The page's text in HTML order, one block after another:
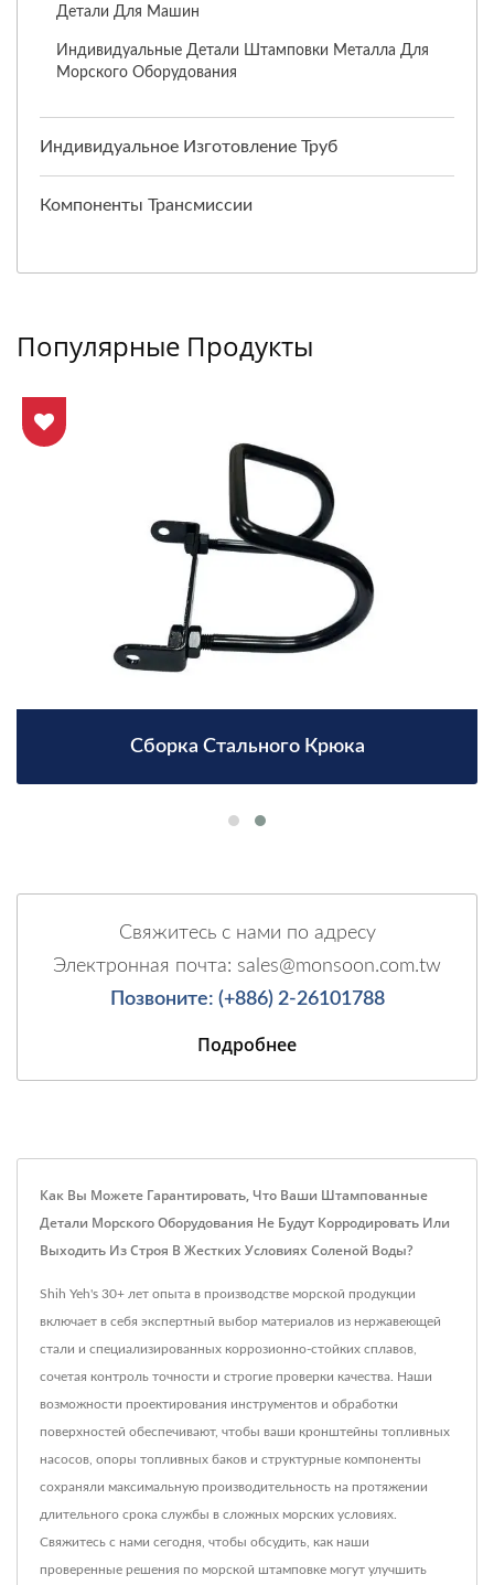
Детали Для Машин
Индивидуальные Детали Штамповки Металла Для
Морского Оборудования
Индивидуальное Изготовление Труб
Компоненты Трансмиссии
Популярные Продукты
Сборка Стального Крюка
Свяжитесь с нами по адресу
Электронная почта: sales@monsoon.com.tw
Позвоните: (+886) 2-26101788
Подробнее
Как Вы Можете Гарантировать, Что Ваши Штампованные
Детали Морского Оборудования Не Будут Корродировать Или
Выходить Из Строя В Жестких Условиях Соленой Воды?
Shih Yeh's 30+ лет опыта в производстве морской продукции
включает в себя экспертный выбор материалов из нержавеющей
стали и специализированных коррозионно-стойких сплавов,
сочетая контроль точности и строгие проверки качества. Наши
возможности проектирования инструментов и обработки
поверхностей обеспечивают, чтобы ваши кронштейны топливных
насосов, опоры топливных баков и структурные компоненты
сохраняли максимальную производительность на протяжении
длительного срока службы в сложных морских условиях.
Свяжитесь с нами сегодня, чтобы обсудить, как наши
проверенные решения по морской штамповке могут улучшить